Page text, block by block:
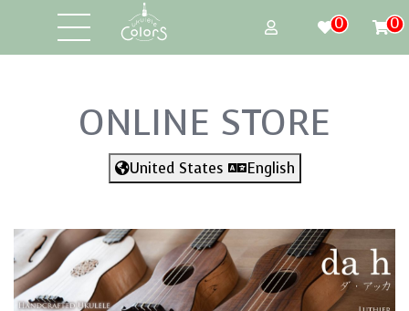
0 0
ONLINE STORE
United States English